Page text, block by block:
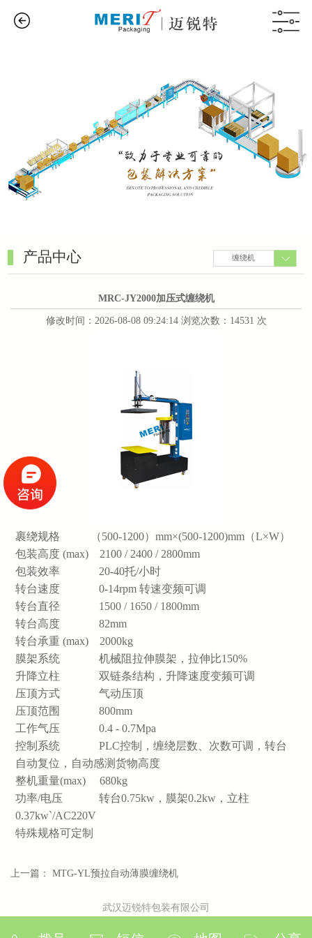
缠绕机
产品中心
MRC-JY2000加压式缠绕机
修改时间：2026-08-08 09:24:14 浏览次数：14531 次
裹绕规格 （500-1200）mm×(500-1200)mm（L×W）
包装高度 (max) 2100 / 2400 / 2800mm
包装效率 20-40托/小时
转台速度 0-14rpm 转速变频可调
转台直径 1500 / 1650 / 1800mm
转台高度 82mm
转台承重 (max) 2000kg
膜架系统 机械阻拉伸膜架，拉伸比150%
升降立柱 双链条结构，升降速度变频可调
压顶方式 气动压顶
压顶范围 800mm
工作气压 0.4 - 0.7Mpa
控制系统 PLC控制，缠绕层数、次数可调，转台
自动复位，自动感测货物高度
整机重量(max) 680kg
功率/电压 转台0.75kw，膜架0.2kw，立柱
0.37kw`/AC220V
特殊规格可定制
上一篇：MTG-YL预拉自动薄膜缠绕机
武汉迈锐特包装有限公司